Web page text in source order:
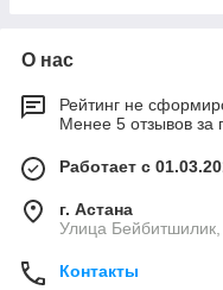
О нас
Рейтинг не
Менее 5 отзывов за
Работает с
г. Астана
Улица Бейбитшилик,
Контакты